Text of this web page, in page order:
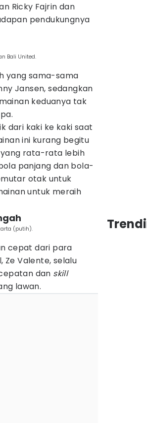
Ricky Fajrin dan
pendukungnya
Bali United.
yang sama-sama
Jansen, sedangkan
keduanya tak
dari kaki ke kaki saat
ini kurang begitu
yang rata-rata lebih
panjang dan bola-
otak untuk
untuk meraih
(putih).
cepat dari para
Ze Valente, selalu
dan skill
lawan.